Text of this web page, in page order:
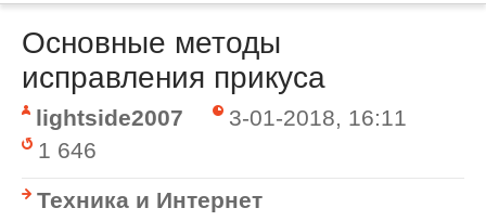
Основные методы
исправления прикуса
lightside2007
3-01-2018, 16:11
1 646
Техника и Интернет